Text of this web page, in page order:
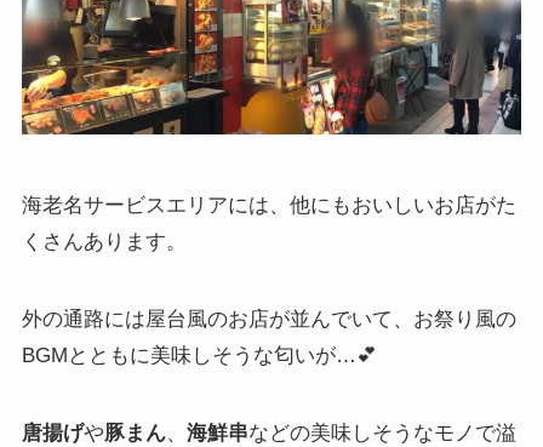
海老名サービスエリアには、他にもおいしいお店がた
くさんあります。
外の通路には屋台風のお店が並んでいて、お祭り風の
BGMとともに美味しそうな匂いが…💕
唐揚げや豚まん、 海鮮串などの美味しそうなモノで溢